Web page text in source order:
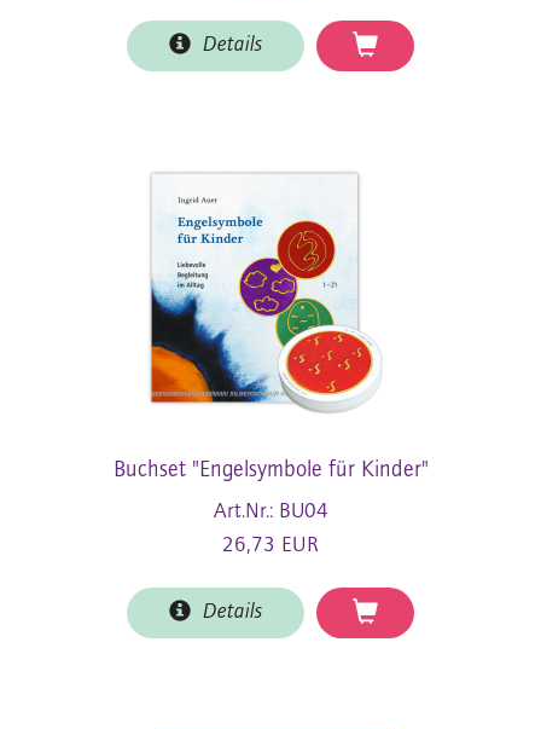
Details
Buchset "Engelsymbole für Kinder"
Art.Nr.: BU04
26,73 EUR
Details